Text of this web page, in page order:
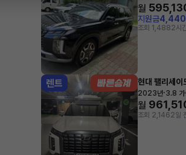
월
지원금
조회 1,4882시
렌트 현대 팰리세이
2023년·3.8 가
월
조회 2,1462일